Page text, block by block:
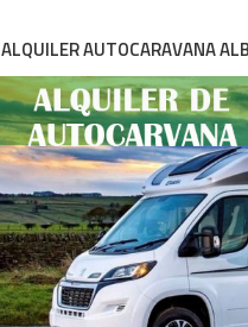
ALQUILER AUTOCARAVANA